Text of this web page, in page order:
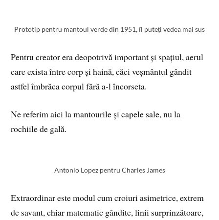
Prototip pentru mantoul verde din 1951, îl puteți vedea mai sus
Pentru creator era deopotrivă important și spațiul, aerul
care exista între corp și haină, căci veșmântul gândit
astfel îmbrăca corpul fără a-l încorseta.
Ne referim aici la mantourile și capele sale, nu la
rochiile de gală.
Antonio Lopez pentru Charles James
Extraordinar este modul cum croiuri asimetrice, extrem
de savant, chiar matematic gândite, linii surprinzătoare,